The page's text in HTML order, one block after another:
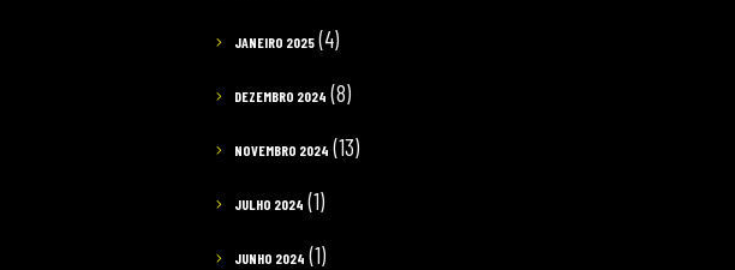
JANEIRO 2025 (4)
DEZEMBRO 2024 (8)
NOVEMBRO 2024 (13)
JULHO 2024 (1)
JUNHO 2024 (1)